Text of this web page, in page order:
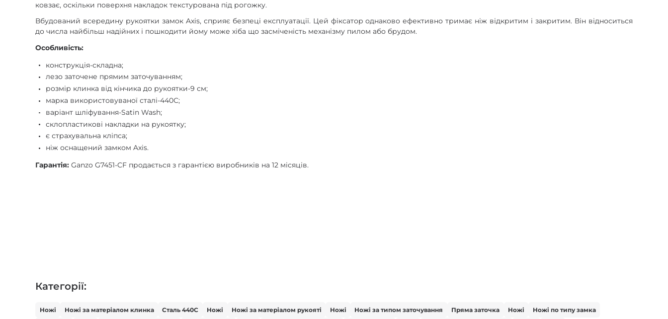
ковзає, оскільки поверхня накладок текстурована під рогожку.
Вбудований всередину рукоятки замок Axis, сприяє безпеці експлуатації. Цей фіксатор однаково ефективно тримає ніж відкритим і закритим. Він відноситься
до числа найбільш надійних і пошкодити йому може хіба що засміченість механізму пилом або брудом.
Особливість:
конструкція-складна;
лезо заточене прямим заточуванням;
розмір клинка від кінчика до рукоятки-9 см;
марка використовуваної сталі-440С;
варіант шліфування-Satin Wash;
склопластикові накладки на рукоятку;
є страхувальна кліпса;
ніж оснащений замком Axis.
Гарантія:Ganzo G7451-CF продається з гарантією виробників на 12 місяців.
Категорії:
Ножі Ножі за матеріалом клинка Сталь 440С Ножі Ножі за матеріалом рукояті Ножі Ножі за типом заточування Пряма заточка Ножі Ножі по типу замка